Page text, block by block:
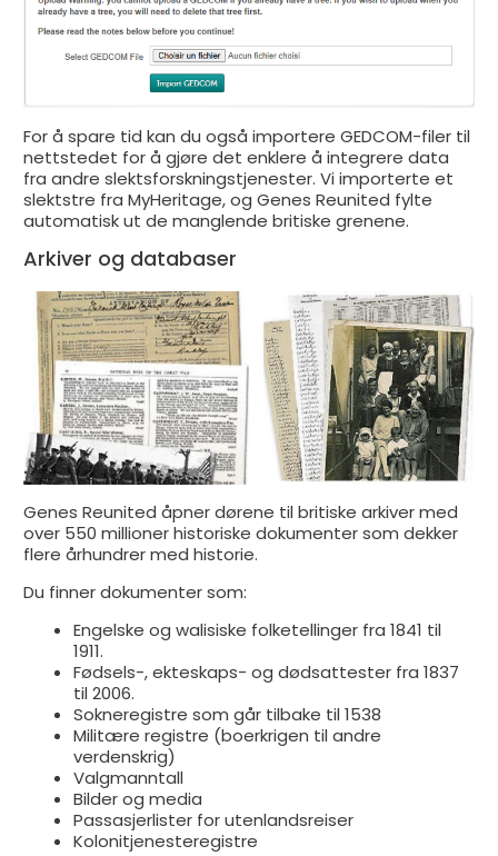
For å spare tid kan du også importere GEDCOM-filer til
nettstedet for å gjøre det enklere å integrere data
fra andre slektsforskningstjenester. Vi importerte et
slektstre fra MyHeritage, og Genes Reunited fylte
automatisk ut de manglende britiske grenene.
Arkiver og databaser
Genes Reunited åpner dørene til britiske arkiver med
over 550 millioner historiske dokumenter som dekker
flere århundrer med historie.
Du finner dokumenter som:
Engelske og walisiske folketellinger fra 1841 til
1911.
Fødsels-, ekteskaps- og dødsattester fra 1837
til 2006.
Sokneregistre som går tilbake til 1538
Militære registre (boerkrigen til andre
verdenskrig)
Valgmanntall
Bilder og media
Passasjerlister for utenlandsreiser
Kolonitjenesteregistre